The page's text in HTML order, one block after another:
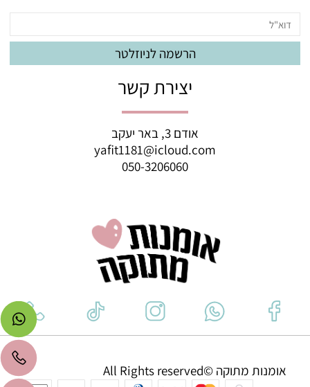
יצירת קשר
אודם 3, באר יעקב
yafit1181@icloud.com
050-3206060
אומנות מתוקה ©All Rights reserved